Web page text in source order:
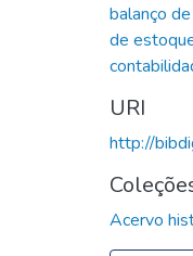
balanço
de
URI
http://
Acervo